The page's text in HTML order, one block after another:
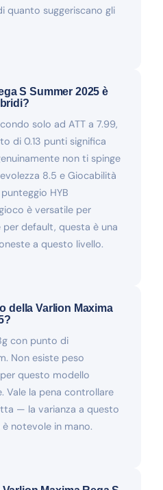
quanto suggeriscano gli
S Summer 2025 è
solo ad ATT a 7.99,
di 0.13 punti significa
non ti spinge
8.5 e Giocabilità
HYB
è versatile per
default, questa è una
a questo livello.
della Varlion Maxima
con punto di
Non esiste peso
questo modello
Vale la pena controllare
— la varianza a questo
notevole in mano.